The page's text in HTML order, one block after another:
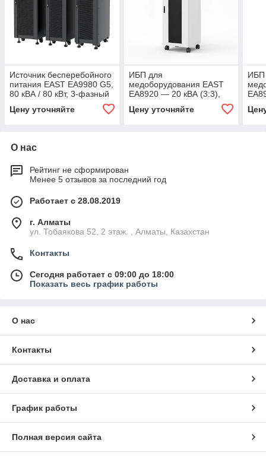
Источник бесперебойного
питания EAST EA9980 G5,
80 кВА / 80 кВт, 3-фазный
преобразование)
Цену уточняйте
ИБП для
медоборудования EAST
EA8920 — 20 кВА (3:3),
преобразования,
Цену уточняйте
ИБП
О нас
Рейтинг не сформирован
Менее 5 отзывов за последний год
Работает с 28.08.2019
г. Алматы
ул. Тобаякова 52, 2 этаж. , Алматы, Казахстан
Контакты
Сегодня работает с 09:00 до 18:00
Показать весь график работы
О нас
Контакты
Доставка и оплата
График работы
Полная версия сайта